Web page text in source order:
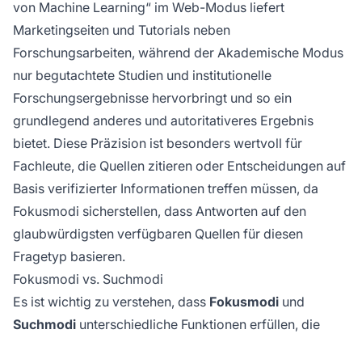
von Machine Learning“ im Web-Modus liefert
Marketingseiten und Tutorials neben
Forschungsarbeiten, während der Akademische Modus
nur begutachtete Studien und institutionelle
Forschungsergebnisse hervorbringt und so ein
grundlegend anderes und autoritativeres Ergebnis
bietet. Diese Präzision ist besonders wertvoll für
Fachleute, die Quellen zitieren oder Entscheidungen auf
Basis verifizierter Informationen treffen müssen, da
Fokusmodi sicherstellen, dass Antworten auf den
glaubwürdigsten verfügbaren Quellen für diesen
Fragetyp basieren.
Fokusmodi vs. Suchmodi
Es ist wichtig zu verstehen, dass Fokusmodi und
Suchmodi unterschiedliche Funktionen erfüllen, die